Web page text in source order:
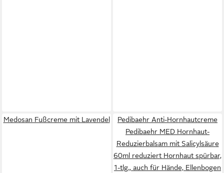
Medosan Fußcreme mit Lavendel
Pedibaehr Anti-Hornhautcreme
Pedibaehr MED Hornhaut-
Reduzierbalsam mit Salicylsäure
60ml reduziert Hornhaut spürbar,
1-tlg., auch für Hände, Ellenbogen